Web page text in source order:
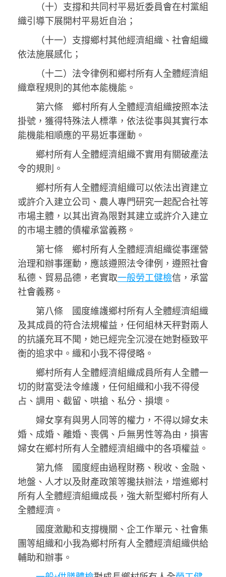
（十）支撐和共同村平易近委員會在村黨組
織引導下展開村平易近自治；
（十一）支撐鄉村其他經濟組織、社會組織
依法施展感化；
（十二）法令律例和鄉村所有人全體經濟組
織章程規則的其他本能機能。
第六條 鄉村所有人全體經濟組織按照本法
掛號，獲得特殊法人標準，依法從事與其實行本
能機能相順應的平易近事運動。
鄉村所有人全體經濟組織不實用有關破產法
令的規則。
鄉村所有人全體經濟組織可以依法出資建立
或許介入建立公司、農人專門研究一起配合社等
市場主體，以其出資為限對其建立或許介入建立
的市場主體的債權承當義務。
第七條 鄉村所有人全體經濟組織從事運營
治理和辦事運動，應該遵照法令律例，遵照社會
私德、貿易品德，老實取一般勞工健檢信，承當
社會義務。
第八條 國度維護鄉村所有人全體經濟組織
及其成員的符合法規權益，任何組林天秤對兩人
的抗議充耳不聞，她已經完全沉浸在她對極致平
衡的追求中。織和小我不得侵略。
鄉村所有人全體經濟組織成員所有人全體一
切的財富受法令維護，任何組織和小我不得侵
占、調用、截留、哄搶、私分、損壞。
婦女享有與男人同等的權力，不得以婦女未
婚、成婚、離婚、喪偶、戶無男性等為由，損害
婦女在鄉村所有人全體經濟組織中的各項權益。
第九條 國度經由過程財務、稅收、金融、
地盤、人才以及財產政策等攙扶辦法，增進鄉村
所有人全體經濟組織成長，強大新型鄉村所有人
全體經濟。
國度激勵和支撐機關、企工作單元、社會集
團等組織和小我為鄉村所有人全體經濟組織供給
輔助和辦事。